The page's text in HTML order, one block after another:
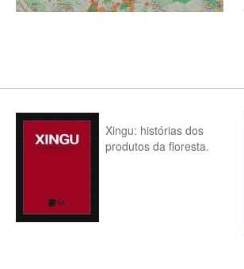
Xingu: histórias dos
produtos da floresta.